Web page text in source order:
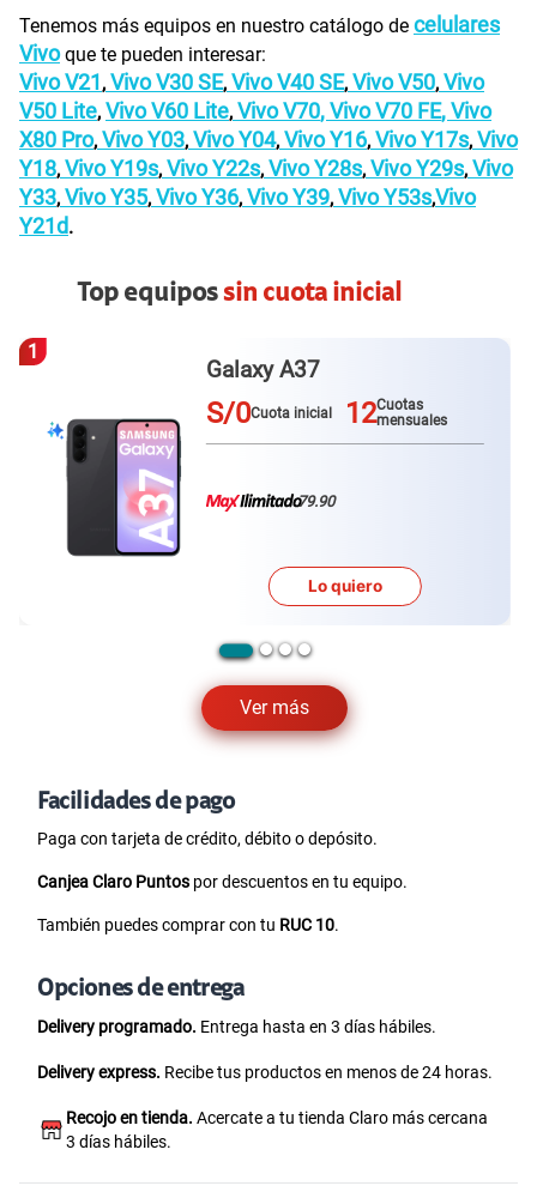
Tenemos más equipos en nuestro catálogo de celulares
Vivoque te pueden interesar:
Vivo V21 , Vivo V30 SE, Vivo V40 SE, Vivo V50, Vivo
V50 Lite, Vivo V60 Lite, Vivo V70,Vivo V70 FE,Vivo
X80 Pro, Vivo Y03, Vivo Y04, Vivo Y16, Vivo Y17s, Vivo
Y18, Vivo Y19s, Vivo Y22s, Vivo Y28s, Vivo Y29s, Vivo
Y33, Vivo Y35, Vivo Y36, Vivo Y39, Vivo Y53s,Vivo
Y21d.
Top equipossin cuota inicial
Ver más
2
Magic 8 Lite
S/0Cuota inicial 12Cuotas
mensuales
79.90
Lo quiero
Facilidades de pago
Paga con tarjeta de crédito, débito o depósito.
Canjea Claro Puntos por descuentos en tu equipo.
También puedes comprar con tu RUC 10.
Opciones de entrega
Delivery programado. Entrega hasta en 3 días hábiles.
Delivery express. Recibe tus productos en menos de 24 horas.
Recojo en tienda. Acercate a tu tienda Claro más cercana
3 días hábiles.